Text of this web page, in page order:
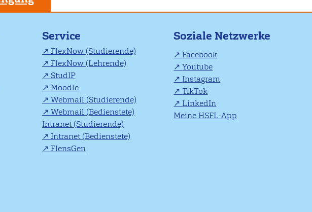
Service
FlexNow (Studierende)
FlexNow (Lehrende)
StudIP
Moodle
Webmail (Studierende)
Webmail (Bedienstete)
Intranet (Studierende)
Intranet (Bedienstete)
FlensGen
Soziale Netzwerke
Facebook
Youtube
Instagram
TikTok
LinkedIn
Meine HSFL-App